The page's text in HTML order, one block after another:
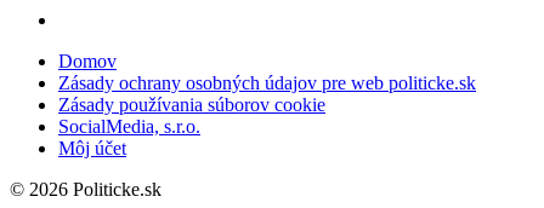
Domov
Zásady ochrany osobných údajov pre web politicke.sk
Zásady používania súborov cookie
SocialMedia, s.r.o.
Môj účet
© 2026 Politicke.sk